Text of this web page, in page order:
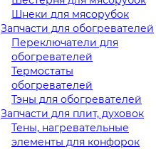
Шнеки для мясорубок
Запчасти для обогревателей
Переключатели для
обогревателей
Термостаты
обогревателей
Тэны для обогревателей
Запчасти для плит, духовок
Тены, нагревательные
элементы для конфорок